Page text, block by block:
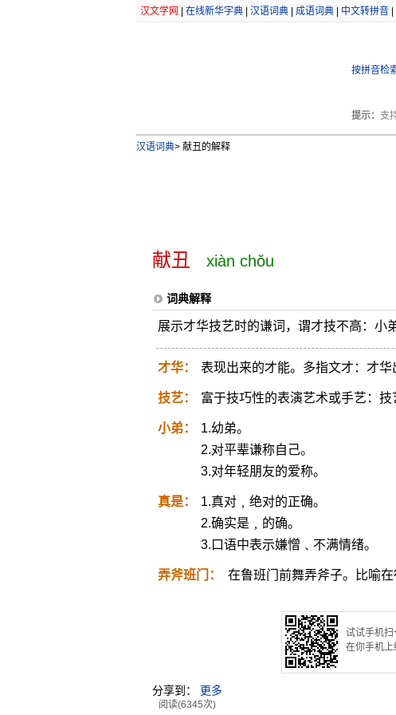
汉文学网 在线新华字典| 汉语词典| 成语词典| 中文转拼音|
按拼音检
提示： 支
汉语词典>献丑的解释
献丑 xiàn chǒu
词典解释
展示才华技艺时的谦词，谓才技不高：小
才华： 表现出来的才能。多指文才：才华
技艺： 富于技巧性的表演艺术或手艺：技
小弟：
1.幼弟。
2.对平辈谦称自己。
3.对年轻朋友的爱称。
真是：
1.真对﹐绝对的正确。
2.确实是﹐的确。
3.口语中表示嫌憎﹑不满情绪。
弄斧班门： 在鲁班门前舞弄斧子。比喻
试试手机扫
在你手机上
分享到： 更多
阅读(6345次)